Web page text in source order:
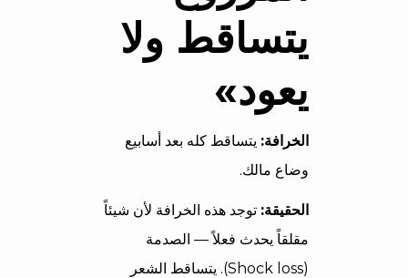
يتساقط ولا
يعود»
الخرافة: يتساقط كله بعد أسابيع
وضاع مالك.
الحقيقة: توجد هذه الخرافة لأن شيئاً
مقلقاً يحدث فعلاً — الصدمة
(Shock loss). يتساقط الشعر